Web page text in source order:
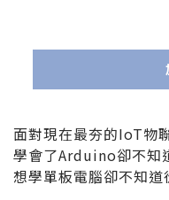
面對現在最夯的IoT物
學會了Arduino卻不知
想學單板電腦卻不知道